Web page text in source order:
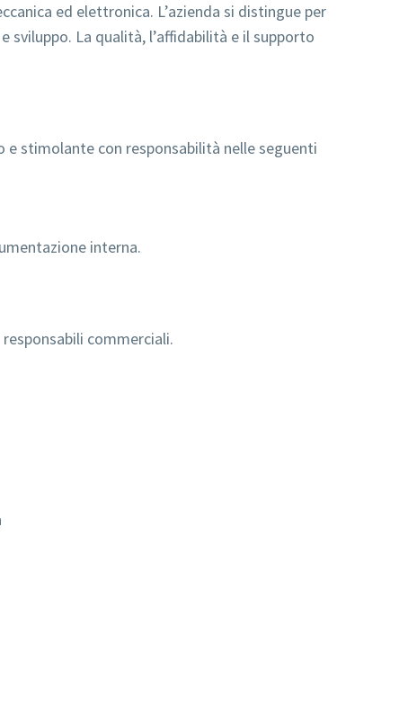
ed elettronica. L’azienda si distingue per
La qualità, l’affidabilità e il supporto
e stimolante con responsabilità nelle seguenti
interna.
commerciali.